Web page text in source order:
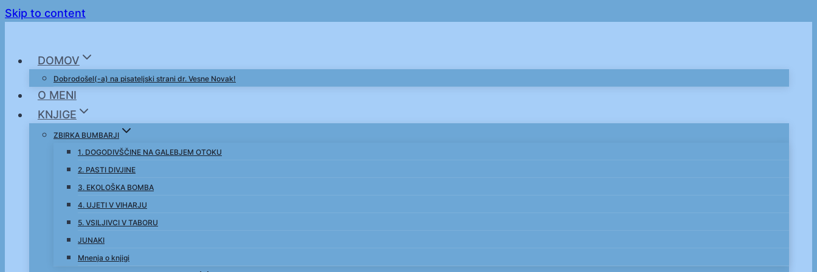
Skip to content
DOMOV
Dobrodošel(-a) na pisateljski strani dr. Vesne Novak!
O MENI
KNJIGE
ZBIRKA BUMBARJI
1. DOGODIVŠČINE NA GALEBJEM OTOKU
2. PASTI DIVJINE
3. EKOLOŠKA BOMBA
4. UJETI V VIHARJU
5. VSILJIVCI V TABORU
JUNAKI
Mnenja o knjigi